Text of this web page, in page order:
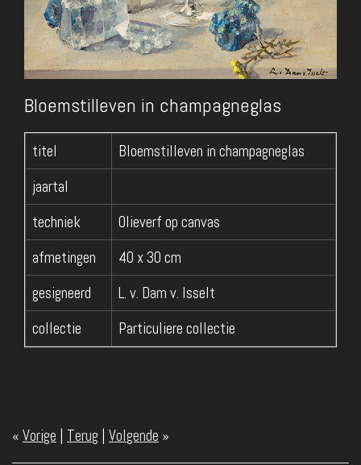
Bloemstilleven in champagneglas
titel
Bloemstilleven in champagneglas
jaartal
techniek
Olieverf op canvas
afmetingen
40 x 30 cm
gesigneerd
L. v. Dam v. Isselt
collectie
Particuliere collectie
« Vorige | Terug | Volgende »